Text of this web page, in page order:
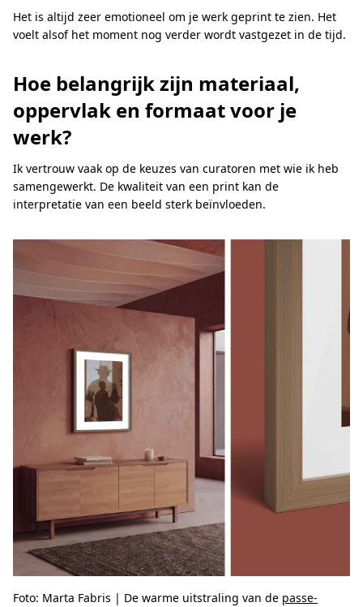
Het is altijd zeer emotioneel om je werk geprint te zien. Het
voelt alsof het moment nog verder wordt vastgezet in de tijd.
Hoe belangrijk zijn materiaal,
oppervlak en formaat voor je
werk?
Ik vertrouw vaak op de keuzes van curatoren met wie ik heb
samengewerkt. De kwaliteit van een print kan de
interpretatie van een beeld sterk beïnvloeden.
Foto: Marta Fabris | De warme uitstraling van de passe-